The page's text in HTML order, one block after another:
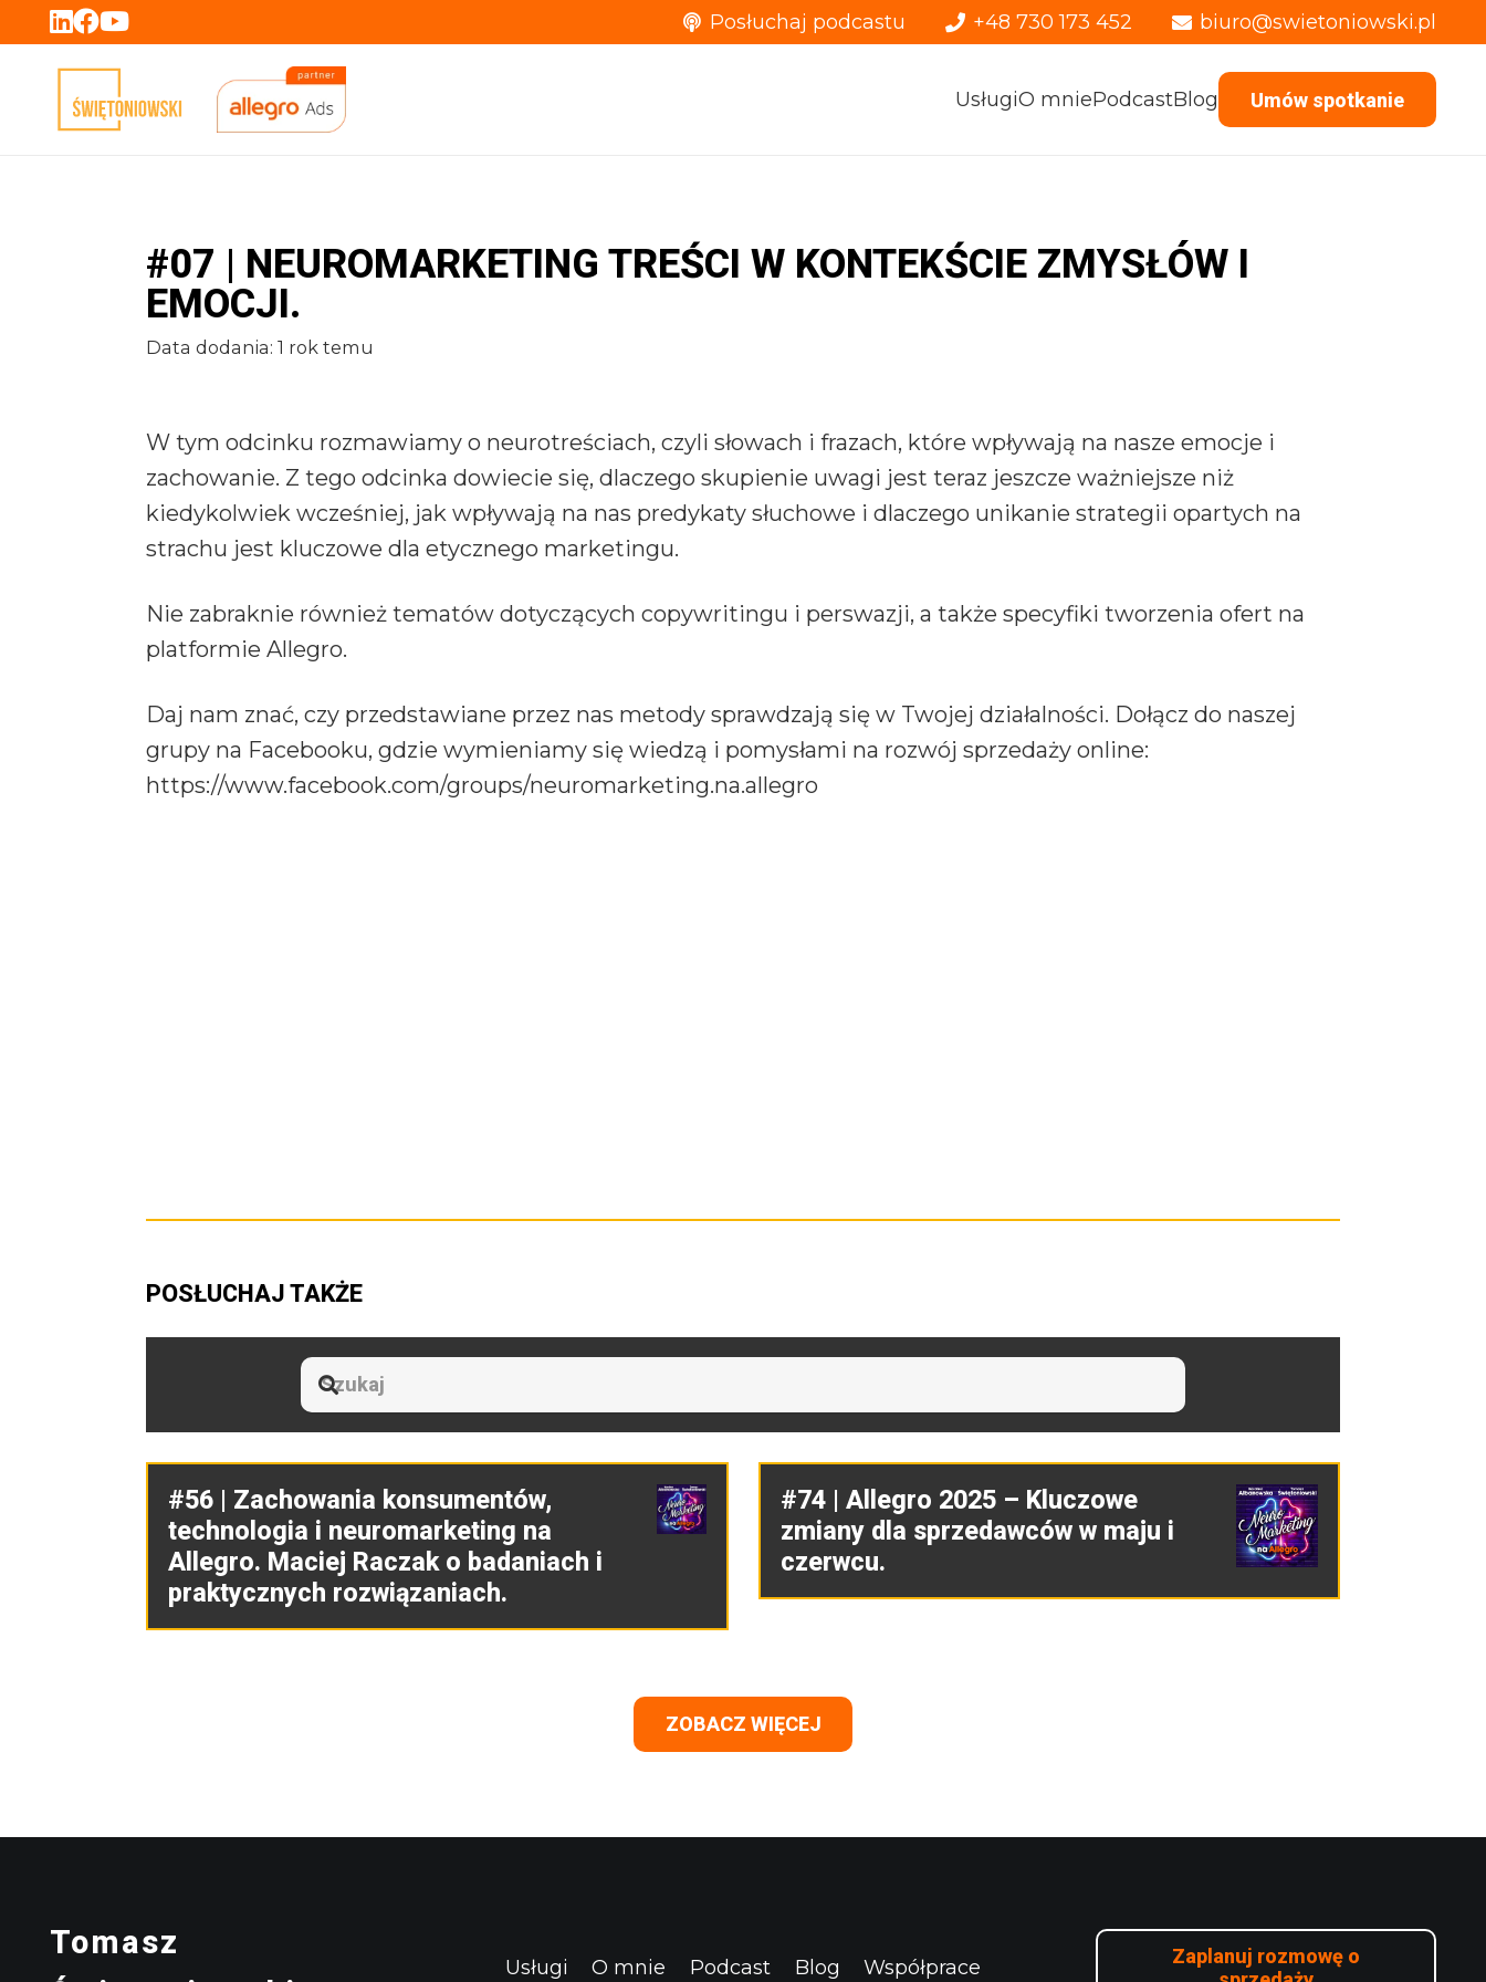
Posłuchaj podcastu +48 730 173 452 biuro@swietoniowski.pl
UsługiO mniePodcastBlog Umów spotkanie
#07 | NEUROMARKETING TREŚCI W KONTEKŚCIE ZMYSŁÓW I
EMOCJI.
Data dodania: 1 rok temu
W tym odcinku rozmawiamy o neurotreściach, czyli słowach i frazach, które wpływają na nasze emocje i
zachowanie. Z tego odcinka dowiecie się, dlaczego skupienie uwagi jest teraz jeszcze ważniejsze niż
kiedykolwiek wcześniej, jak wpływają na nas predykaty słuchowe i dlaczego unikanie strategii opartych na
strachu jest kluczowe dla etycznego marketingu.
Nie zabraknie również tematów dotyczących copywritingu i perswazji, a także specyfiki tworzenia ofert na
platformie Allegro.
Daj nam znać, czy przedstawiane przez nas metody sprawdzają się w Twojej działalności. Dołącz do naszej
grupy na Facebooku, gdzie wymieniamy się wiedzą i pomysłami na rozwój sprzedaży online:
https://www.facebook.com/groups/neuromarketing.na.allegro
POSŁUCHAJ TAKŻE
#56 | Zachowania konsumentów,
technologia i neuromarketing na
Allegro. Maciej Raczak o badaniach i
praktycznych rozwiązaniach.
#74 | Allegro 2025 – Kluczowe
zmiany dla sprzedawców w maju i
czerwcu.
ZOBACZ WIĘCEJ
Tomasz
Usługi O mnie Podcast Blog Współprace
Zaplanuj rozmowę o